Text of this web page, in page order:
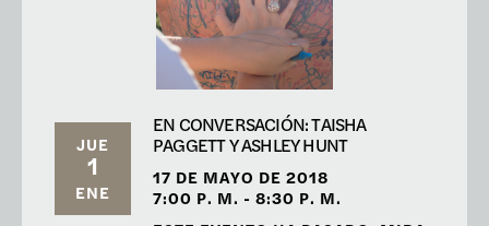
JUE
1
ENE
EN CONVERSACIÓN: TAISHA
PAGGETT Y ASHLEY HUNT
17 DE MAYO DE 2018
7:00 P. M. - 8:30 P. M.